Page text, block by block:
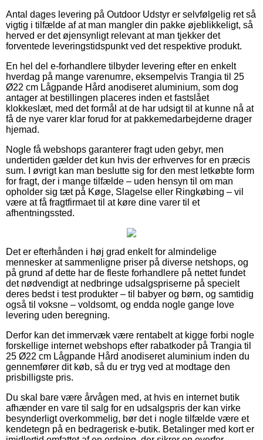
Antal dages levering på Outdoor Udstyr er selvfølgelig ret så
vigtig i tilfælde af at man mangler din pakke øjeblikkeligt, så
herved er det øjensynligt relevant at man tjekker det
forventede leveringstidspunkt ved det respektive produkt.
En hel del e-forhandlere tilbyder levering efter en enkelt
hverdag på mange varenumre, eksempelvis Trangia til 25
Ø22 cm Lågpande Hård anodiseret aluminium, som dog
antager at bestillingen placeres inden et fastslået
klokkeslæt, med det formål at de har udsigt til at kunne nå at
få de nye varer klar forud for at pakkemedarbejderne drager
hjemad.
Nogle få webshops garanterer fragt uden gebyr, men
undertiden gælder det kun hvis der erhverves for en præcis
sum. I øvrigt kan man beslutte sig for den mest letkøbte form
for fragt, der i mange tilfælde – uden hensyn til om man
opholder sig tæt på Køge, Slagelse eller Ringkøbing – vil
være at få fragtfirmaet til at køre dine varer til et
afhentningssted.
Det er efterhånden i høj grad enkelt for almindelige
mennesker at sammenligne priser på diverse netshops, og
på grund af dette har de fleste forhandlere på nettet fundet
det nødvendigt at nedbringe udsalgspriserne på specielt
deres bedst i test produkter – til babyer og børn, og samtidig
også til voksne – voldsomt, og endda nogle gange love
levering uden beregning.
Derfor kan det immervæk være rentabelt at kigge forbi nogle
forskellige internet webshops efter rabatkoder på Trangia til
25 Ø22 cm Lågpande Hård anodiseret aluminium inden du
gennemfører dit køb, så du er tryg ved at modtage den
prisbilligste pris.
Du skal bare være årvågen med, at hvis en internet butik
afhænder en vare til salg for en udsalgspris der kan virke
besynderligt overkommelig, bør det i nogle tilfælde være et
kendetegn på en bedragerisk e-butik. Betalinger med kort er